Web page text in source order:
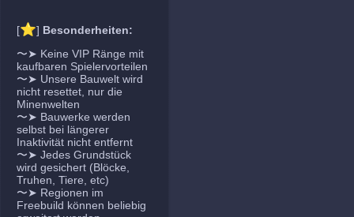
[⭐] Besonderheiten:
〜➤ Keine VIP Ränge mit
kaufbaren Spielervorteilen
〜➤ Unsere Bauwelt wird
nicht resettet, nur die
Minenwelten
〜➤ Bauwerke werden
selbst bei längerer
Inaktivität nicht entfernt
〜➤ Jedes Grundstück
wird gesichert (Blöcke,
Truhen, Tiere, etc)
〜➤ Regionen im
Freebuild können beliebig